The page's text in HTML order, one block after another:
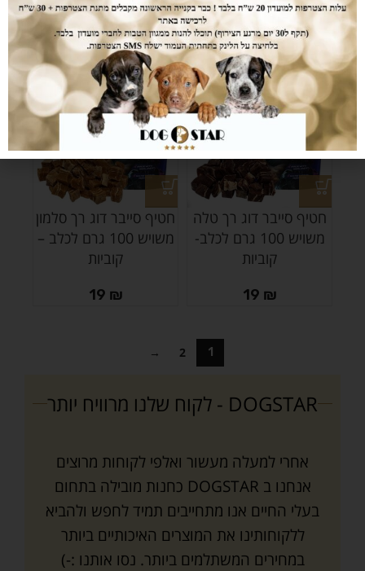
קוביות
19₪
רצועות
19₪
חטיף סייבר דוג רך טלה
משויש 100 גרם לכלב-
קוביות
19 ₪
חטיף סייבר דוג רך סלמון
משויש 100 גרם לכלב –
קוביות
19 ₪
1
2
→
DOGSTAR - לקוח שלנו מרוויח יותר
אחרי למעלה מעשור ואלפי לקוחות מרוצים
אנחנו ב DOGSTAR כחנות מובילה בתחום
בעלי החיים אנו מתחייבים תמיד לחפש ולהביא
ללקוחותינו את המוצרים האיכותיים ביותר
במחירים המשתלמים ביותר. נסו אותנו :-)